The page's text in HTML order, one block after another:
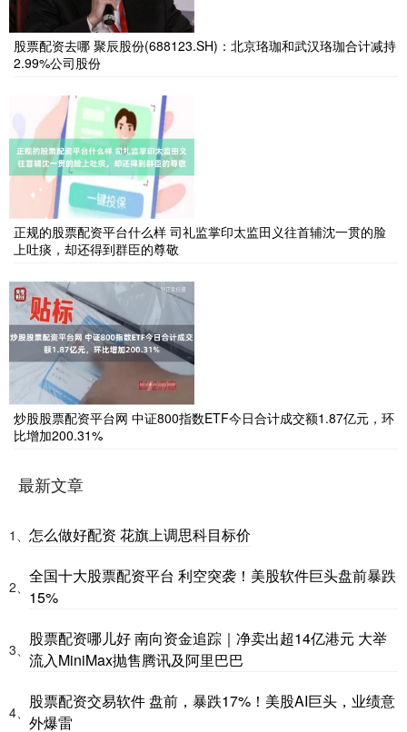
股票配资去哪 聚辰股份(688123.SH)：北京珞珈和武汉珞珈合计减持
2.99%公司股份
正规的股票配资平台什么样 司礼监掌印太监田义往首辅沈一贯的脸
上吐痰，却还得到群臣的尊敬
炒股股票配资平台网 中证800指数ETF今日合计成交额1.87亿元，环
比增加200.31%
最新文章
1、 怎么做好配资 花旗上调思科目标价
2、
全国十大股票配资平台 利空突袭！美股软件巨头盘前暴跌
15%
3、
股票配资哪儿好 南向资金追踪｜净卖出超14亿港元 大举
流入MiniMax抛售腾讯及阿里巴巴
4、
股票配资交易软件 盘前，暴跌17%！美股AI巨头，业绩意
外爆雷